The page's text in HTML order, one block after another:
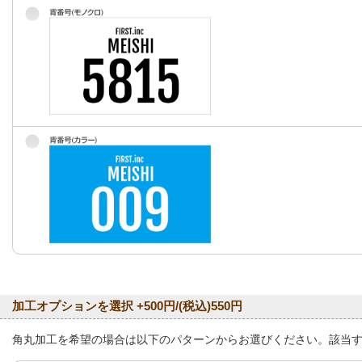
加工オプションを選択 +500円/(税込)550円
角丸加工を希望の場合は以下のパターンからお選びください。該当